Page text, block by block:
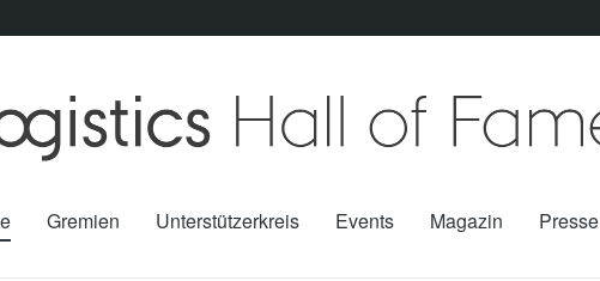
Gremien Unterstützerkreis Events Magazin Presse